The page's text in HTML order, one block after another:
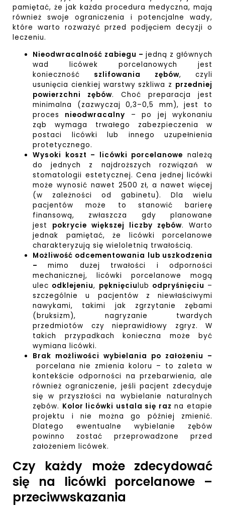
pamiętać, że jak każda procedura medyczna, mają
również swoje ograniczenia i potencjalne wady,
które warto rozważyć przed podjęciem decyzji o
leczeniu.
Nieodwracalność zabiegu – jedną z głównych
wad licówek porcelanowych jest
konieczność szlifowania zębów, czyli
usunięcia cienkiej warstwy szkliwa z przedniej
powierzchni zębów. Choć preparacja jest
minimalna (zazwyczaj 0,3–0,5 mm), jest to
proces nieodwracalny – po jej wykonaniu
ząb wymaga trwałego zabezpieczenia w
postaci licówki lub innego uzupełnienia
protetycznego.
Wysoki koszt – licówki porcelanowe należą
do jednych z najdroższych rozwiązań w
stomatologii estetycznej. Cena jednej licówki
może wynosić nawet 2500 zł, a nawet więcej
(w zależności od gabinetu). Dla wielu
pacjentów może to stanowić barierę
finansową, zwłaszcza gdy planowane
jest pokrycie większej liczby zębów. Warto
jednak pamiętać, że licówki porcelanowe
charakteryzują się wieloletnią trwałością.
Możliwość odcementowania lub uszkodzenia
–mimo dużej trwałości i odporności
mechanicznej, licówki porcelanowe mogą
ulec odklejeniu, pęknięciulub odpryśnięciu –
szczególnie u pacjentów z niewłaściwymi
nawykami, takimi jak zgrzytanie zębami
(bruksizm), nagryzanie twardych
przedmiotów czy nieprawidłowy zgryz. W
takich przypadkach konieczna może być
wymiana licówki.
Brak możliwości wybielania po założeniu –
porcelana nie zmienia koloru – to zaleta w
kontekście odporności na przebarwienia, ale
również ograniczenie, jeśli pacjent zdecyduje
się w przyszłości na wybielanie naturalnych
zębów. Kolor licówki ustala się raz na etapie
projektu i nie można go później zmienić.
Dlatego ewentualne wybielanie zębów
powinno zostać przeprowadzone przed
założeniem licówek.
Czy każdy może zdecydować
się na licówki porcelanowe –
przeciwwskazania